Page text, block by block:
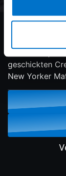
Parker
geschickten
New Yorker